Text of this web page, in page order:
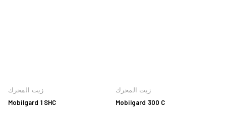
زيت المحرك
Mobilgard 1 SHC
زيت المحرك
Mobilgard 300 C